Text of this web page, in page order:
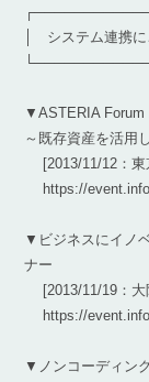
│ システム連携
▼ASTERIA Forum
～既存資産を活用
[2013/11/12：東
https://
▼ビジネスにイノ
ナー
[2013/11/19：大
https://
▼ノンコーディン